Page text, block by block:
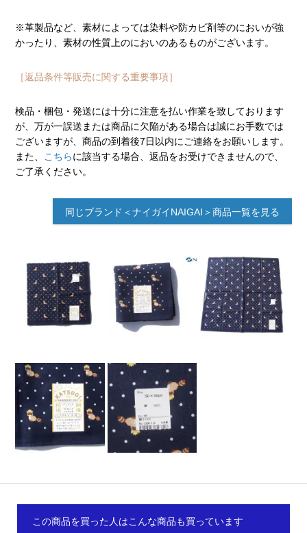
※革製品など、素材によっては染料や防カビ剤等のにおいが強
かったり、素材の性質上のにおいのあるものがございます。
［返品条件等販売に関する重要事項］
検品・梱包・発送には十分に注意を払い作業を致しております
が、万が一誤送または商品に欠陥がある場合は誠にお手数では
ございますが、商品の到着後7日以内にご連絡をお願いします。
また、 こちらに該当する場合、返品をお受けできませんので、
ご了承ください。
同じブランド＜ナイガイNAIGAI＞商品一覧を見る
この商品を買った人はこんな商品も買っています